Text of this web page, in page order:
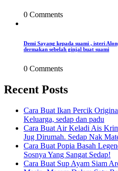
0 Comments
Demi Sayang kepada suami , isteri
dermakan sebelah ginjal buat suami
0 Comments
Recent Posts
Cara Buat Ikan Percik
Keluarga, sedap dan padu
Cara Buat Air Keladi Ais
Jug Dirumah. Sedap Nak
Cara Buat Popia Basah
Sosnya Yang Sangat Sedap!
Cara Buat Sup Ayam Siam